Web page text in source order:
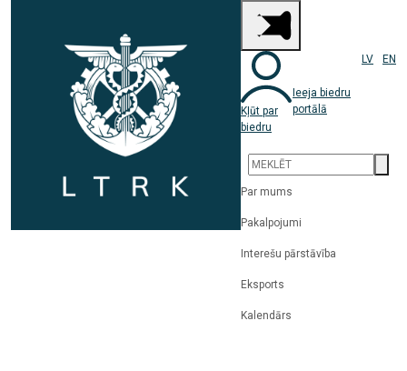
Kļūt par
biedru
Ieeja biedru
portālā
LV EN
Par mums
Pakalpojumi
Interešu pārstāvība
Eksports
Kalendārs